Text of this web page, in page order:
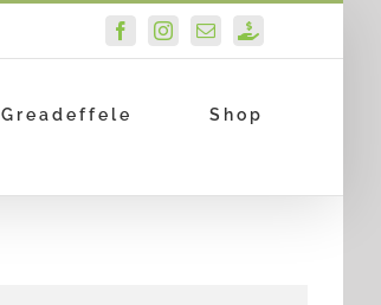
FacebookInstagram
E-
Mail
PayPal
Greadeffele Shop